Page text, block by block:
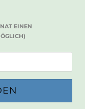
EINEN